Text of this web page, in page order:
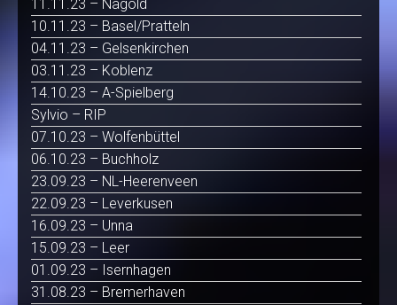
11.11.23 – Nagold
10.11.23 – Basel/Pratteln
04.11.23 – Gelsenkirchen
03.11.23 – Koblenz
14.10.23 – A-Spielberg
Sylvio – RIP
07.10.23 – Wolfenbüttel
06.10.23 – Buchholz
23.09.23 – NL-Heerenveen
22.09.23 – Leverkusen
16.09.23 – Unna
15.09.23 – Leer
01.09.23 – Isernhagen
31.08.23 – Bremerhaven